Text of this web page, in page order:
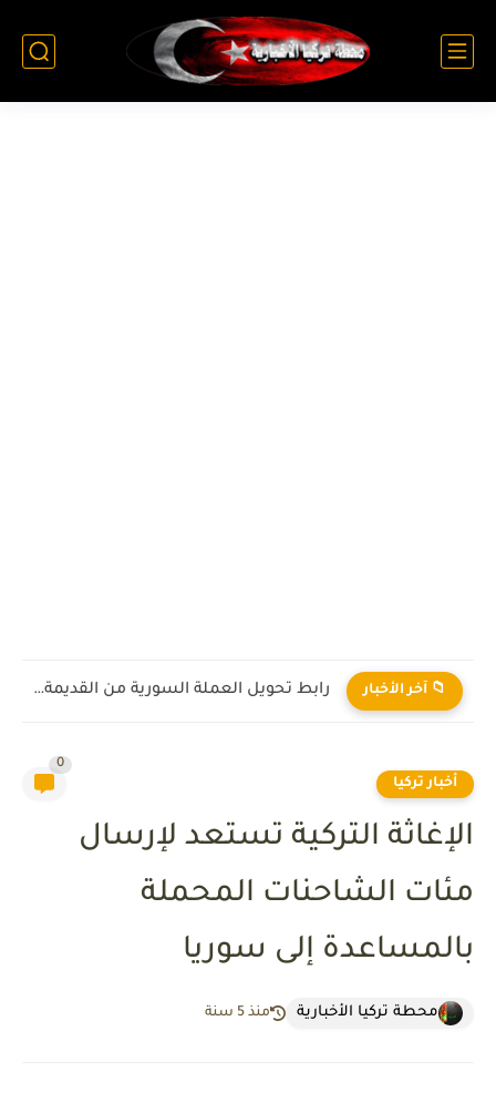
📁 آخر الأخبار رابط تحويل العملة السورية من القديمة إلى الجديدة 2026
أخبار تركيا
0
الإغاثة التركية تستعد لإرسال
مئات الشاحنات المحملة
بالمساعدة إلى سوريا
محطة تركيا الأخبارية منذ 5 سنة